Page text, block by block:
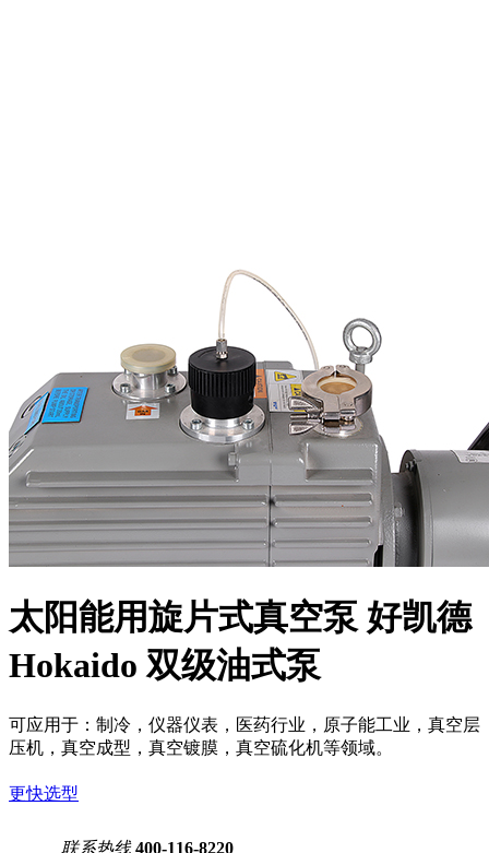
太阳能用旋片式真空泵 好凯德
Hokaido 双级油式泵
可应用于：制冷，仪器仪表，医药行业，原子能工业，真空层
压机，真空成型，真空镀膜，真空硫化机等领域。
更快选型
联系热线 400-116-8220